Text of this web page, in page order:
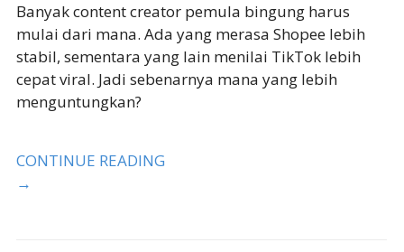
Banyak content creator pemula bingung harus
mulai dari mana. Ada yang merasa Shopee lebih
stabil, sementara yang lain menilai TikTok lebih
cepat viral. Jadi sebenarnya mana yang lebih
menguntungkan?
CONTINUE READING
→